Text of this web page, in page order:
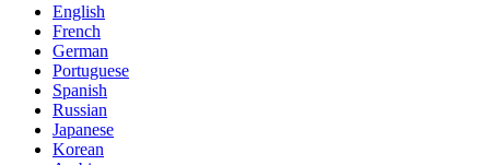
English
French
German
Portuguese
Spanish
Russian
Japanese
Korean